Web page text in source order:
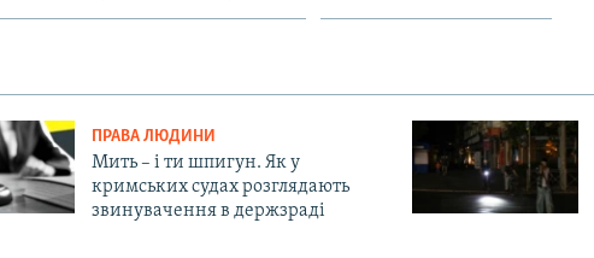
ПРАВА ЛЮДИНИ
Мить – і ти шпигун. Як у
кримських судах розглядають
звинувачення в держзраді